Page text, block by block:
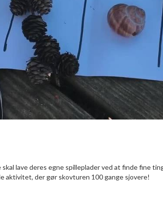
lave deres egne spilleplader ved at finde fine
aktivitet, der gør skovturen 100 gange sjovere!